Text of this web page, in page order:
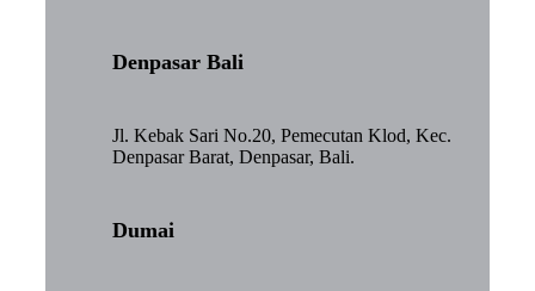
Denpasar Bali
Jl. Kebak Sari No.20, Pemecutan Klod, Kec.
Denpasar Barat, Denpasar, Bali.
Dumai